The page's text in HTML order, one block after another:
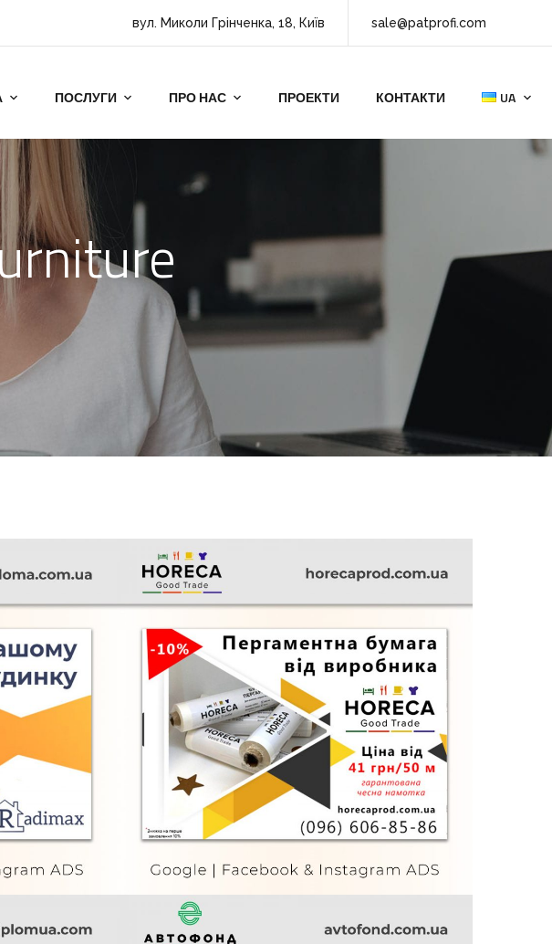
вул. Миколи Грінченка, 18, Київ sale@patprofi.com
ПОСЛУГИ ПРО НАС ПРОЕКТИ КОНТАКТИ UA
Horeca
FURNITURE